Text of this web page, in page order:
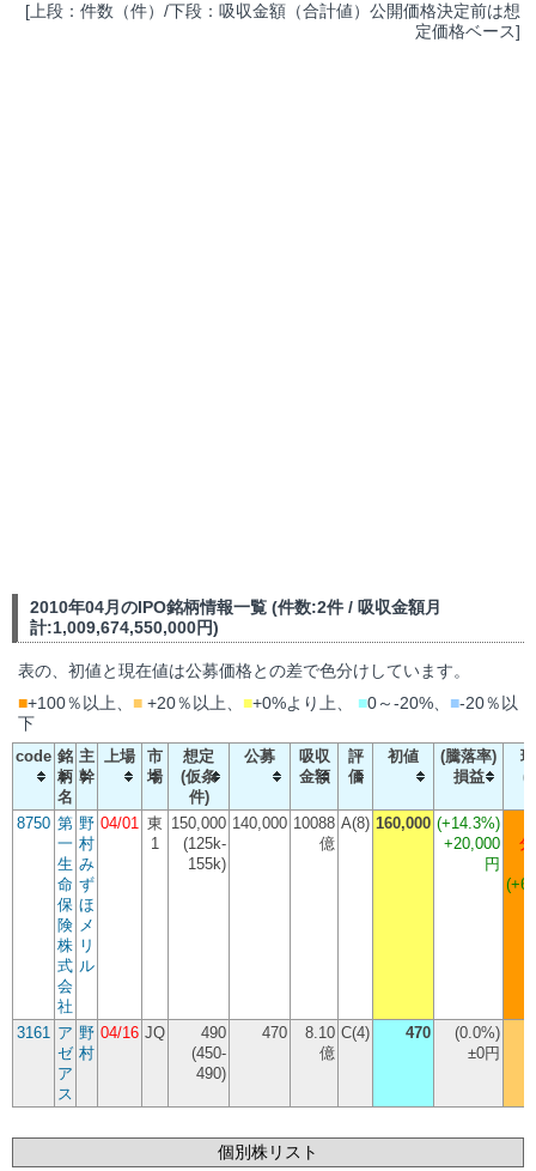
[上段：件数（件）/下段：吸収金額（合計値）公開価格決定前は想
定価格ベース]
2010年04月のIPO銘柄情報一覧 (件数:2件 / 吸収金額月
計:1,009,674,550,000円)
表の、初値と現在値は公募価格との差で色分けしています。
■+100％以上、 ■ +20％以上、 ■+0%より上、 ■0～-20%、 ■-20％以
下
code 銘
柄
名
主
幹
上場
市
場
想定
(仮条
件)
公募
吸収
金額
評
価
初値
(騰落率)
損益
(
8750 第
一
生
命
保
険
株
式
会
社
野
村
み
ず
ほ
メ
リ
ル
04/01 東
1
150,000
(125k-
155k)
140,000 10088
億
A(8) 160,000 (+14.3%)
+20,000
円
3161 ア
ゼ
ア
ス
野
村
04/16 JQ
490
(450-
490)
470
8.10
億
C(4) 470 (0.0%)
±0円
個別株リスト